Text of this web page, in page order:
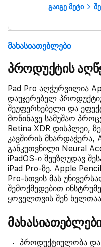
გაიგე მეტი
Მახასიათებლები
პროდუქტის
Pad Pro აღჭურვილია
დაუჯერებელ
შეუფერხებელი და
მოწინავე სამუშაო
Retina XDR დისპლეი,
კავშირის მხარდაჭერა,
განკუთვნილი Neural
iPadOS-ი შეუზღუდავ
iPad Pro-ზე. Apple
Pro-სთვის მას
შემოქმედებით
ყოველთვის შენ
პროდუქტიულობა და